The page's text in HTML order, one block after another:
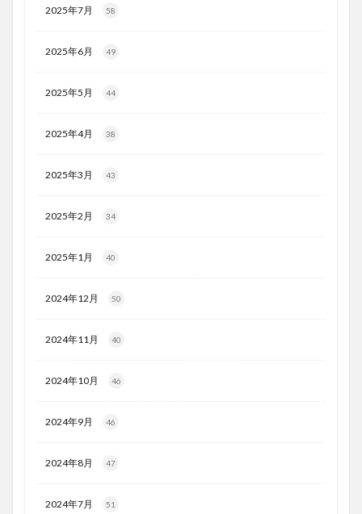
2025年7月 58
2025年6月 49
2025年5月 44
2025年4月 38
2025年3月 43
2025年2月 34
2025年1月 40
2024年12月 50
2024年11月 40
2024年10月 46
2024年9月 46
2024年8月 47
2024年7月 51